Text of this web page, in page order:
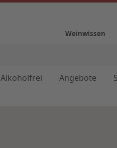
Weinwissen
Alkoholfrei Angebote